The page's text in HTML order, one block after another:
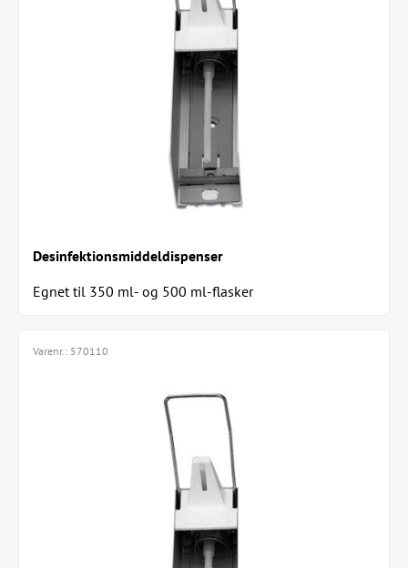
Desinfektionsmiddeldispenser
Egnet til 350 ml- og 500 ml-flasker
Varenr.: 570110